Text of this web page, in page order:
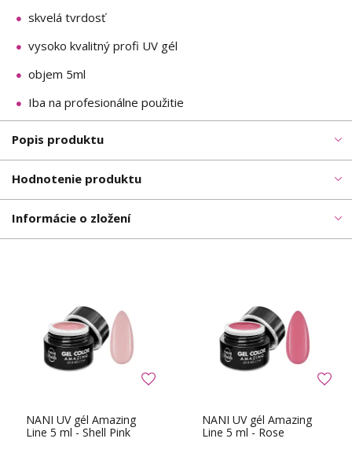
skvelá tvrdosť
vysoko kvalitný profi UV gél
objem 5ml
Iba na profesionálne použitie
Popis produktu
Hodnotenie produktu
Informácie o zložení
NANI UV gél Amazing
Line 5 ml - Shell Pink
NANI UV gél Amazing
Line 5 ml - Rose